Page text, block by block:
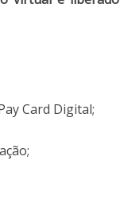
Card Digital;